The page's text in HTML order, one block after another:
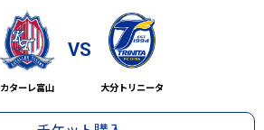
カターレ富山 大分トリニータ
VS